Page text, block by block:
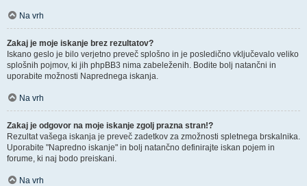
Na vrh
Zakaj je moje iskanje brez rezultatov?
Iskano geslo je bilo verjetno preveč splošno in je posledično vključevalo veliko
splošnih pojmov, ki jih phpBB3 nima zabeleženih. Bodite bolj natančni in
uporabite možnosti Naprednega iskanja.
Na vrh
Zakaj je odgovor na moje iskanje zgolj prazna stran!?
Rezultat vašega iskanja je preveč zadetkov za zmožnosti spletnega brskalnika.
Uporabite "Napredno iskanje" in bolj natančno definirajte iskan pojem in
forume, ki naj bodo preiskani.
Na vrh